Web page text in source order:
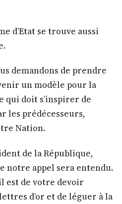
d’Etat se trouve aussi
demandons de prendre
un modèle pour la
doit s’inspirer de
les prédécesseurs,
Nation.
de la République,
notre appel sera entendu.
est de votre devoir
d’or et de léguer à la